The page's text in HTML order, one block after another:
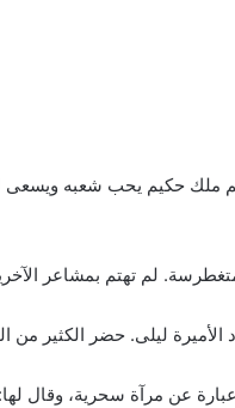
حكيم يحب شعبه ويسعى
لم تهتم بمشاعر
الأميرة ليلى. حضر الكثير
عن مرآة سحرية، وقال